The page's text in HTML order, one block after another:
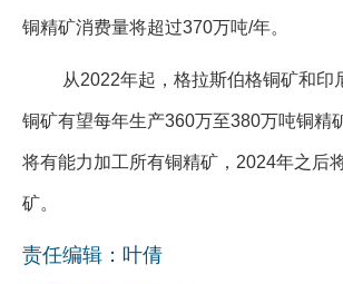
铜精矿消费量将超过370万吨/年。
从2022年起，格拉斯伯格铜矿和印
铜矿有望每年生产360万至380万吨铜精
将有能力加工所有铜精矿，2024年之后
矿。
责任编辑：叶倩